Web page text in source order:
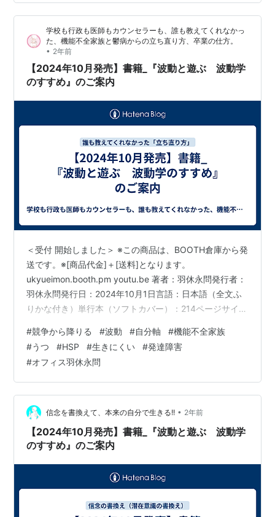
を「安心・安全」と認識する”ニュートラルポジション”に
戻す土台を形成するトレーニングなのですが、そのトレ
ーニングが出来ていないために、自分が相手に合わせる
ことで「安心・安全」を獲得…
学校も行政も医師もカウンセラーも、誰も教えてくれなかっ
た、機能不全家族と鬱病からの立ち直り方、卒業の仕方。
• 2年前
【2024年10月発売】書籍_『波動と遊ぶ 波動学
のすすめ』のご案内
＜受付 開始しました＞ ※この商品は、BOOTH倉庫から発
送です。※[商品代金]＋[送料]となります。
ukyueimon.booth.pm youtu.be 著者：羽休永問発行者：
羽休永問発行日：2024年10月1日言語：日本語（全文ふ
りかな付き）単行本（ソフトカバー）：214ページサイズ
スター1枚（信念を変える、自分を鼓舞する!!） ※特典
（おまけ）は、Ａ４サイズの簡易ポスターです。 ※特典
Ａ４簡易ポスターは、折って梱包します。 出版社：ー
ISBN-10‏：ーISBN-13‏:：ー 人生1回きり、分かってる。
でもツライ毎日。。…
#競争から降りる #波動 #自分軸 #機能不全家族
#うつ #HSP #生きにくい #発達障害
#オフィス羽休永問
信念を書換えて、本来の自分で生きる!! • 2年前
【2024年10月発売】書籍_『波動と遊ぶ 波動学
のすすめ』のご案内